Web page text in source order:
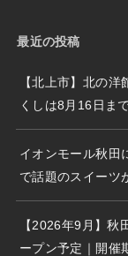
最近の投稿
【北上市】北の
くしは8月16日ま
イオンモール秋田
で話題のスイーツ
【2026年9月】秋
ープン予定｜開催